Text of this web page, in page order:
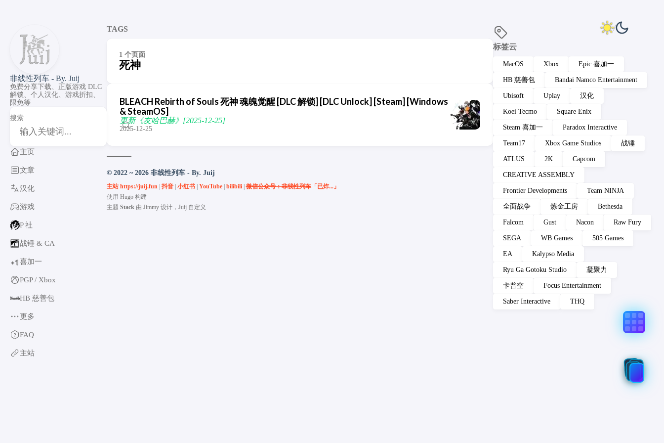
非线性列车 - By. Juij
免费分享下载、正版游戏 DLC
解锁、个人汉化、游戏折扣、
限免等
搜索
主页
文章
汉化
游戏
P 社
战锤 & CA
+1喜加一
PGP / Xbox
HB 慈善包
更多
FAQ
主站
标签云
MacOS Xbox Epic 喜加一
HB 慈善包 Bandai Namco Entertainment
Ubisoft Uplay 汉化
Koei Tecmo Square Enix
Steam 喜加一 Paradox Interactive
Team17 Xbox Game Studios 战锤
ATLUS 2K Capcom
CREATIVE ASSEMBLY
Frontier Developments Team NINJA
全面战争 炼金工房 Bethesda
Falcom Gust Nacon Raw Fury
SEGA WB Games 505 Games
EA Kalypso Media
Ryu Ga Gotoku Studio 凝聚力
卡普空 Focus Entertainment
Saber Interactive THQ
TAGS
1 个页面
死神
BLEACH Rebirth of Souls 死神 魂魄觉醒 [DLC 解锁] [DLC Unlock] [Steam] [Windows
& SteamOS]
更新《友哈巴赫》[2025-12-25]
2025-12-25
© 2022 ~ 2026 非线性列车 - By. Juij
主站 https://juij.fun| 抖音| 小红书| YouTube| bilibili|微信公众号：非线性列车「已炸...」
使用 Hugo构建
主题 Stack由 Jimmy设计，Juij 自定义